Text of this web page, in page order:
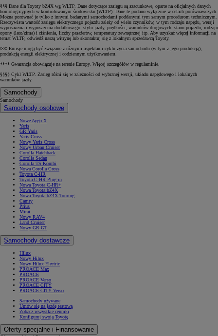
§§§ Dane dla Toyoty bZ4X wg WLTP. Dane dotyczące zasięgu są szacunkowe, oparte na oficjalnych danych
homologacyjnych w kontrolowanym środowisku (WLTP). Dane te podano wyłącznie w celach porównawczych.
Można porównać je tylko z innymi badanymi samochodami poddanymi tym samym procedurom technicznym.
Rzeczywista wartość zasięgu elektrycznego pojazdu zależy od wielu czynników, w tym rodzaju napędu, wersji
wyposażenia i wyposażenia dodatkowego, stylu jazdy, prędkości, warunków drogowych, stanu pojazdu, rodzaju
opony (lato/zima) i ciśnienia, liczby pasażerów, temperatury zewnętrznej itp. Aby uzyskać więcej informacji na
temat WLTP, odwiedź naszą witrynę lub skontaktuj się z lokalnym sprzedawcą Toyoty.
◊◊◊ Emisje mogą być związane z różnymi aspektami cyklu życia samochodu (w tym z jego produkcją),
produkcją energii elektrycznej i codziennym użytkowaniem.
**** Gwarancja obowiązuje na terenie Europy. Więcej szczegółów w regulaminie.
§§§§ Cykl WLTP. Zasięg różni się w zależności od wybranej wersji, układu napędowego i lokalnych
warunków jazdy.
Samochody
Samochody
Samochody osobowe
Nowe Aygo X
Yaris
GR Yaris
Yaris Cross
Nowy Yaris Cross
Nowy Urban Cruiser
Corolla Hatchback
Corolla Sedan
Corolla TS Kombi
Nowa Corolla Cross
Toyota C-HR
Toyota C-HR Plug-in
Nowa Toyota C-HR+
Nowa Toyota bZ4X
Nowa Toyota bZ4X Touring
Camry
Prius
Mirai
Nowy RAV4
Land Cruiser
Nowy GR GT
Samochody dostawcze
Hilux
Nowy Hilux
Nowy Hilux Electric
PROACE Max
PROACE
PROACE Verso
PROACE CITY
PROACE CITY Verso
Samochody używane
Umów się na jazdę testową
Zobacz wszystkie cenniki
Konfiguruj swoją Toyotę
Oferty specjalne i Finansowanie